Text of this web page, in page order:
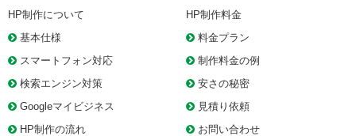
HP制作について
基本仕様
スマートフォン対応
検索エンジン対策
Googleマイビジネス
HP制作の流れ
HP制作料金
料金プラン
制作料金の例
安さの秘密
見積り依頼
お問い合わせ